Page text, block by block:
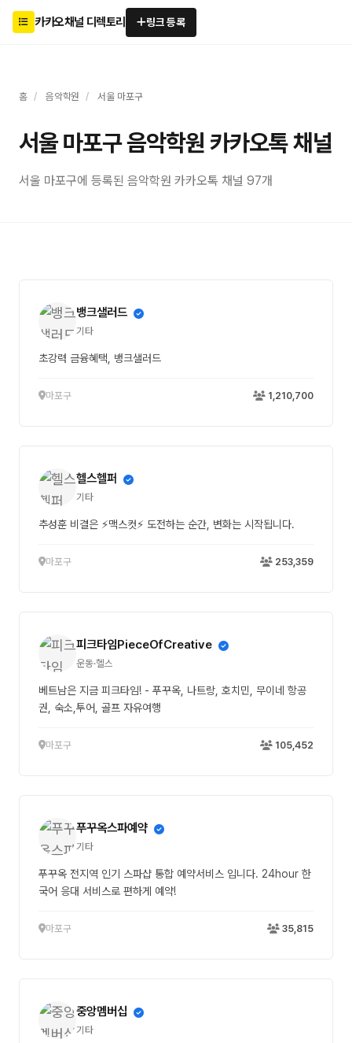
카카오채널 디렉토리 링크 등록
홈 / 음악학원 / 서울 마포구
서울 마포구 음악학원 카카오톡 채널
서울 마포구에 등록된 음악학원 카카오톡 채널 97개
뱅크샐러드
기타
초강력 금융혜택, 뱅크샐러드
마포구 1,210,700
헬스헬퍼
기타
추성훈 비결은 ⚡맥스컷⚡ 도전하는 순간, 변화는 시작됩니다.
마포구 253,359
피크타임PieceOfCreative
운동·헬스
베트남은 지금 피크타임! - 푸꾸옥, 나트랑, 호치민, 무이네 항공
권, 숙소,투어, 골프 자유여행
마포구 105,452
푸꾸옥스파예약
기타
푸꾸옥 전지역 인기 스파샵 통합 예약서비스 입니다. 24hour 한
국어 응대 서비스로 편하게 예약!
마포구 35,815
중앙멤버십
기타